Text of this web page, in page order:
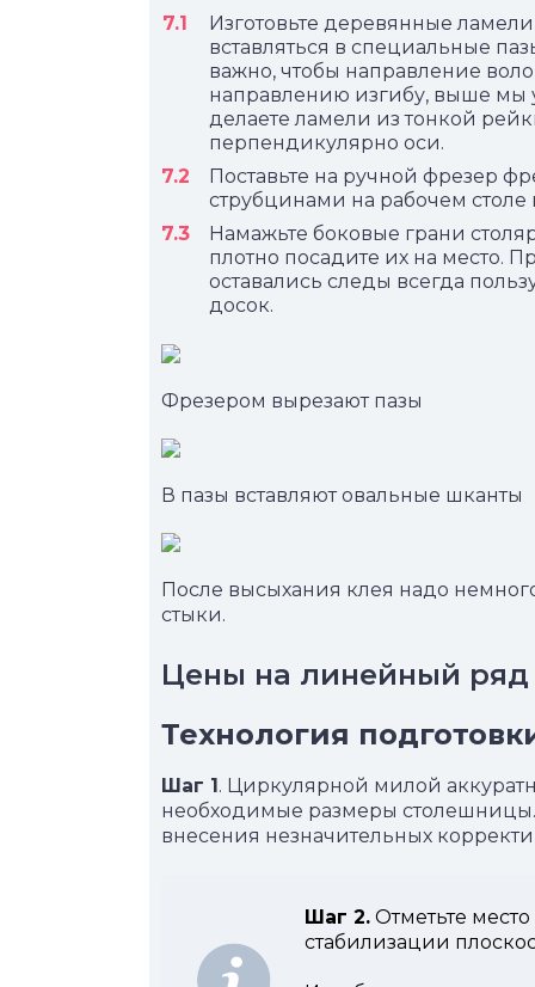
Изготовьте деревянные
вставляться в специальные
важно, чтобы направление
направлению изгибу, выше мы
делаете ламели из тонкой
перпендикулярно оси.
Поставьте на ручной фрезер
струбцинами на рабочем столе
Намажьте боковые грани
плотно посадите их на место.
оставались следы всегда
досок.
Фрезером вырезают пазы
В пазы вставляют овальные шканты
После высыхания клея надо
стыки.
Цены на линейный
Технология
Шаг 1 . Циркулярной милой
необходимые размеры столешницы.
внесения незначительных
Шаг 2. Отметьте
стабилизации